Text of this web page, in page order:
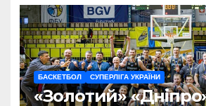
БАСКЕТБОЛ СУПЕРЛІГА УКРАЇНИ
«Золотий»